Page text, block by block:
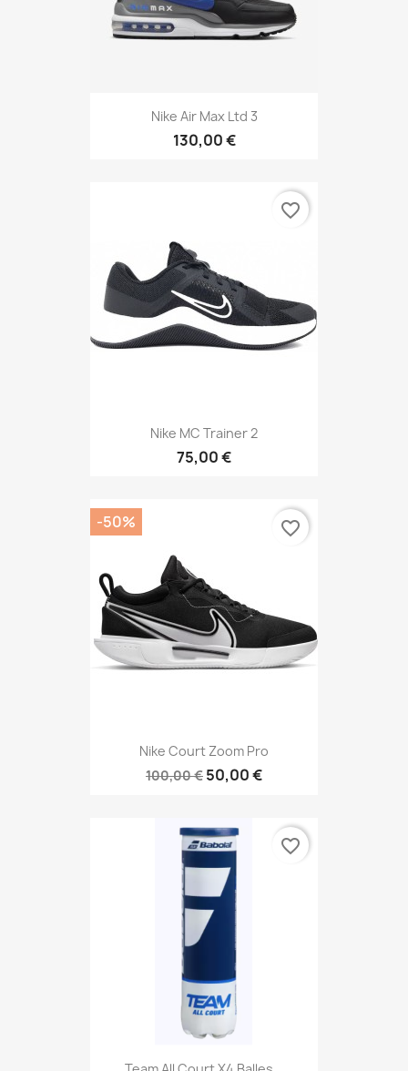
Nike Air Max Ltd 3
130,00 €
Nike MC Trainer 2
75,00 €
favorite_border
Nike Court Zoom Pro
100,00 € 50,00 €
-50% favorite_border
favorite_border